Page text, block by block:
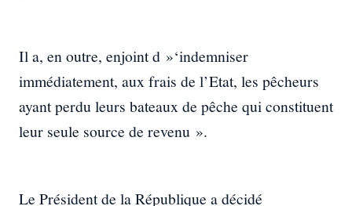
Il a, en outre, enjoint d »‘indemniser
immédiatement, aux frais de l’Etat, les pêcheurs
ayant perdu leurs bateaux de pêche qui constituent
leur seule source de revenu ».
Le Président de la République a décidé